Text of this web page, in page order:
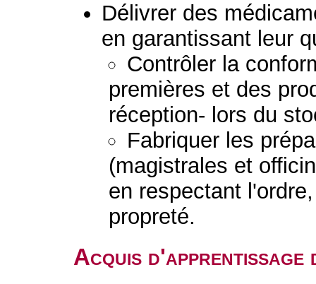
Délivrer des
en garantissant leur
Contrôler la
premières et des
réception- lors du
Fabriquer les
(magistrales et
en respectant
propreté.
Acquis d'apprentissage